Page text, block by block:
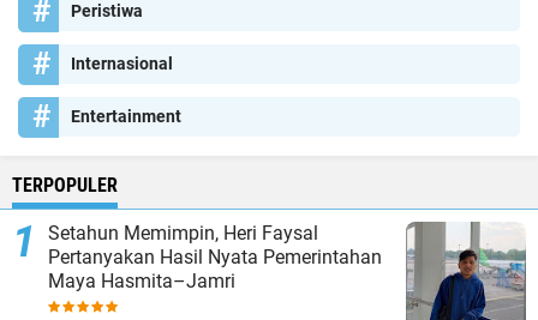
Peristiwa
Internasional
Entertainment
TERPOPULER
Setahun Memimpin, Heri Faysal
Pertanyakan Hasil Nyata Pemerintahan
Maya Hasmita–Jamri